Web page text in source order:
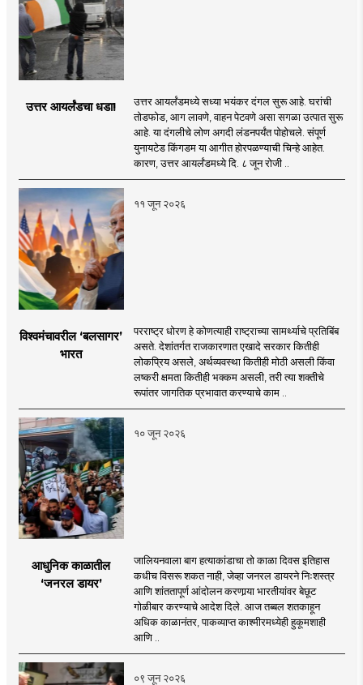
उत्तर आयर्लंडचा धडा!
उत्तर आयर्लंडमध्ये सध्या भयंकर दंगल सुरू आहे. घरांची
तोडफोड, आग लावणे, वाहन पेटवणे असा सगळा उत्पात सुरू
आहे. या दंगलीचे लोण अगदी लंडनपर्यंत पोहोचले. संपूर्ण
युनायटेड किंगडम या आगीत होरपळण्याची चिन्हे आहेत.
कारण, उत्तर आयर्लंडमध्ये दि. ८ जून रोजी ..
११ जून २०२६
विश्वमंचावरील ‘बलसागर’
भारत
परराष्ट्र धोरण हे कोणत्याही राष्ट्राच्या सामर्थ्याचे प्रतिबिंब
असते. देशांतर्गत राजकारणात एखादे सरकार कितीही
लोकप्रिय असले, अर्थव्यवस्था कितीही मोठी असली किंवा
लष्करी क्षमता कितीही भक्कम असली, तरी त्या शक्तीचे
रूपांतर जागतिक प्रभावात करण्याचे काम ..
१० जून २०२६
आधुनिक काळातील
‘जनरल डायर’
जालियनवाला बाग हत्याकांडाचा तो काळा दिवस इतिहास
कधीच विसरू शकत नाही, जेव्हा जनरल डायरने निःशस्त्र
आणि शांततापूर्ण आंदोलन करणार्‍या भारतीयांवर बेछूट
गोळीबार करण्याचे आदेश दिले. आज तब्बल शतकाहून
अधिक काळानंतर, पाकव्याप्त काश्मीरमध्येही हुकूमशाही
आणि ..
०९ जून २०२६